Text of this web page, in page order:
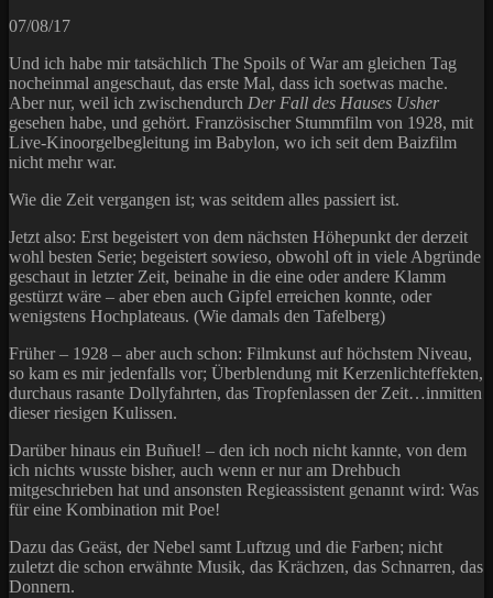
07/08/17
Und ich habe mir tatsächlich The Spoils of War am gleichen Tag
nocheinmal angeschaut, das erste Mal, dass ich soetwas mache.
Aber nur, weil ich zwischendurch Der Fall des Hauses Usher
gesehen habe, und gehört. Französischer Stummfilm von 1928, mit
Live-Kinoorgelbegleitung im Babylon, wo ich seit dem Baizfilm
nicht mehr war.
Wie die Zeit vergangen ist; was seitdem alles passiert ist.
Jetzt also: Erst begeistert von dem nächsten Höhepunkt der derzeit
wohl besten Serie; begeistert sowieso, obwohl oft in viele Abgründe
geschaut in letzter Zeit, beinahe in die eine oder andere Klamm
gestürzt wäre – aber eben auch Gipfel erreichen konnte, oder
wenigstens Hochplateaus. (Wie damals den Tafelberg)
Früher – 1928 – aber auch schon: Filmkunst auf höchstem Niveau,
so kam es mir jedenfalls vor; Überblendung mit Kerzenlichteffekten,
durchaus rasante Dollyfahrten, das Tropfenlassen der Zeit…inmitten
dieser riesigen Kulissen.
Darüber hinaus ein Buñuel! – den ich noch nicht kannte, von dem
ich nichts wusste bisher, auch wenn er nur am Drehbuch
mitgeschrieben hat und ansonsten Regieassistent genannt wird: Was
für eine Kombination mit Poe!
Dazu das Geäst, der Nebel samt Luftzug und die Farben; nicht
zuletzt die schon erwähnte Musik, das Krächzen, das Schnarren, das
Donnern.